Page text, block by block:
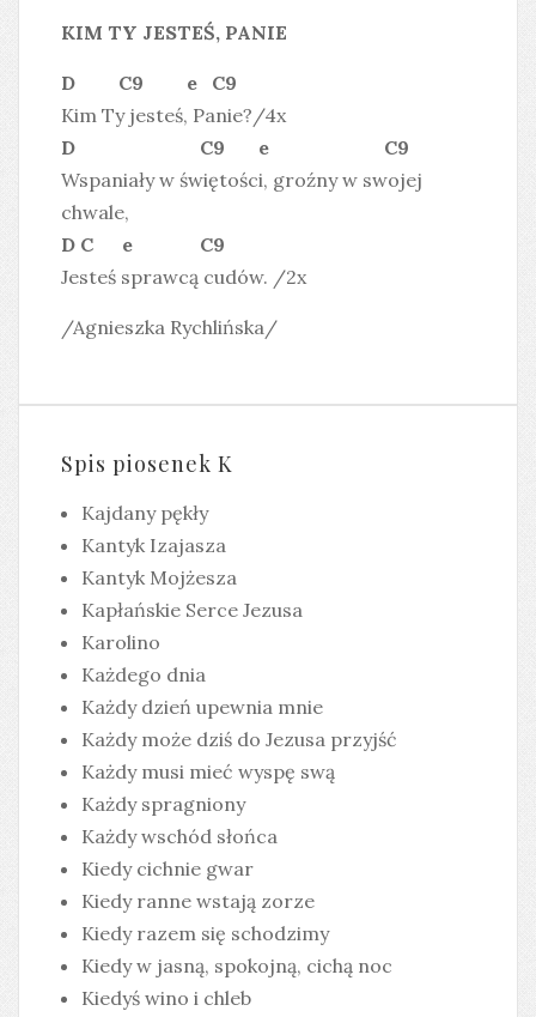
KIM TY JESTEŚ, PANIE
D C9 e C9
Kim Ty jesteś, Panie?/4x
D C9 e C9
Wspaniały w świętości, groźny w swojej
chwale,
D C e C9
Jesteś sprawcą cudów. /2x
/Agnieszka Rychlińska/
Spis piosenek K
Kajdany pękły
Kantyk Izajasza
Kantyk Mojżesza
Kapłańskie Serce Jezusa
Karolino
Każdego dnia
Każdy dzień upewnia mnie
Każdy może dziś do Jezusa przyjść
Każdy musi mieć wyspę swą
Każdy spragniony
Każdy wschód słońca
Kiedy cichnie gwar
Kiedy ranne wstają zorze
Kiedy razem się schodzimy
Kiedy w jasną, spokojną, cichą noc
Kiedyś wino i chleb